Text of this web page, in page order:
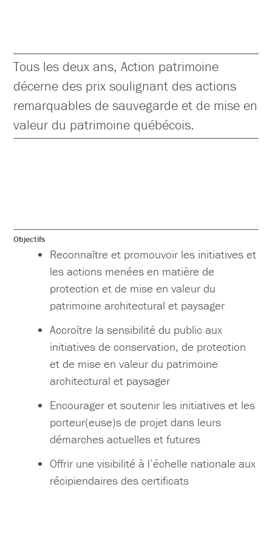
Tous les deux ans, Action patrimoine
décerne des prix soulignant des actions
remarquables de sauvegarde et de mise en
valeur du patrimoine québécois.
Objectifs
Reconnaître et promouvoir les initiatives et
les actions menées en matière de
protection et de mise en valeur du
patrimoine architectural et paysager
Accroître la sensibilité du public aux
initiatives de conservation, de protection
et de mise en valeur du patrimoine
architectural et paysager
Encourager et soutenir les initiatives et les
porteur(euse)s de projet dans leurs
démarches actuelles et futures
Offrir une visibilité à l’échelle nationale aux
récipiendaires des certificats